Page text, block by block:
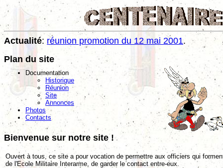
Actualité: réunion promotion du 12 mai 2001.
Plan du site
Documentation
Historique
Réunion
Site
Annonces
Photos
Contacts
Bienvenue sur notre site !
Ouvert à tous, ce site a pour vocation de permettre aux officiers qui
de l'Ecole Militaire Interarme, de garder le contact entre-eux.